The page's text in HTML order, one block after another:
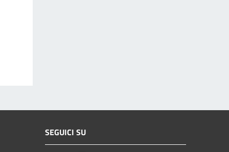
SEGUICI SU